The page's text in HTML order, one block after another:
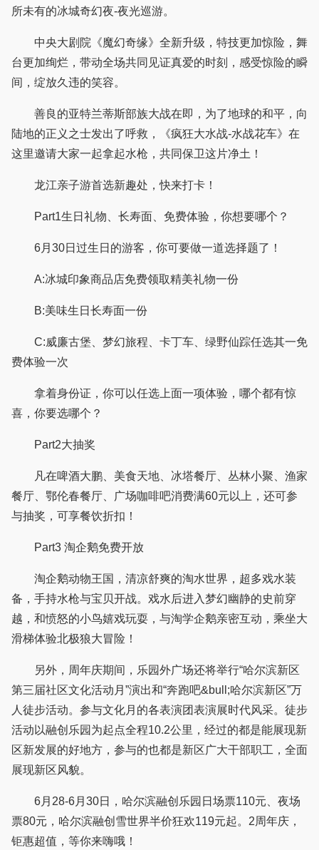
所未有的冰城奇幻夜-夜光巡游。
中央大剧院《魔幻奇缘》全新升级，特技更加惊险，舞
台更加绚烂，带动全场共同见证真爱的时刻，感受惊险的瞬
间，绽放久违的笑容。
善良的亚特兰蒂斯部族大战在即，为了地球的和平，向
陆地的正义之士发出了呼救，《疯狂大水战-水战花车》在
这里邀请大家一起拿起水枪，共同保卫这片净土！
龙江亲子游首选新趣处，快来打卡！
Part1生日礼物、长寿面、免费体验，你想要哪个？
6月30日过生日的游客，你可要做一道选择题了！
A:冰城印象商品店免费领取精美礼物一份
B:美味生日长寿面一份
C:威廉古堡、梦幻旅程、卡丁车、绿野仙踪任选其一免
费体验一次
拿着身份证，你可以任选上面一项体验，哪个都有惊
喜，你要选哪个？
Part2大抽奖
凡在啤酒大鹏、美食天地、冰塔餐厅、丛林小聚、渔家
餐厅、鄂伦春餐厅、广场咖啡吧消费满60元以上，还可参
与抽奖，可享餐饮折扣！
Part3 淘企鹅免费开放
淘企鹅动物王国，清凉舒爽的淘水世界，超多戏水装
备，手持水枪与宝贝开战。戏水后进入梦幻幽静的史前穿
越，和愤怒的小鸟嬉戏玩耍，与淘学企鹅亲密互动，乘坐大
滑梯体验北极狼大冒险！
另外，周年庆期间，乐园外广场还将举行“哈尔滨新区
第三届社区文化活动月”演出和“奔跑吧&bull;哈尔滨新区”万
人徒步活动。参与文化月的各表演团表演展时代风采。徒步
活动以融创乐园为起点全程10.2公里，经过的都是能展现新
区新发展的好地方，参与的也都是新区广大干部职工，全面
展现新区风貌。
6月28-6月30日，哈尔滨融创乐园日场票110元、夜场
票80元，哈尔滨融创雪世界半价狂欢119元起。2周年庆，
钜惠超值，等你来嗨哦！